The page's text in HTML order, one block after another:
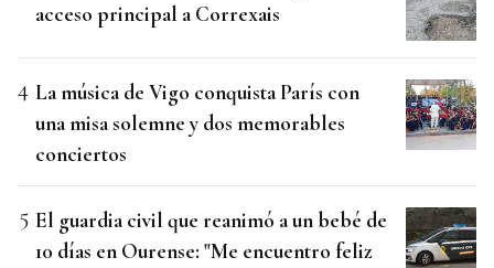
acceso principal a Correxais
La música de Vigo conquista París con
una misa solemne y dos memorables
conciertos
El guardia civil que reanimó a un bebé de
10 días en Ourense: "Me encuentro feliz